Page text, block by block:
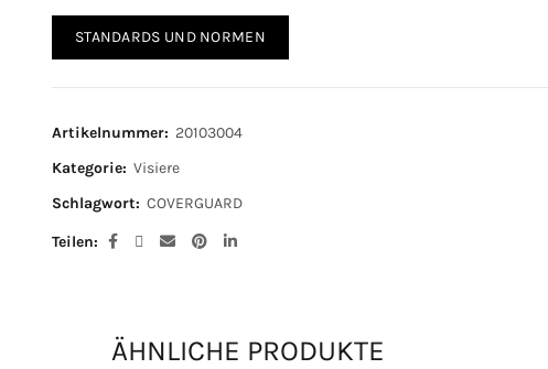
STANDARDS UND NORMEN
Artikelnummer: 20103004
Kategorie: Visiere
Schlagwort: COVERGUARD
Teilen
ÄHNLICHE PRODUKTE